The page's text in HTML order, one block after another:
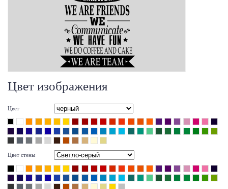
Цвет изображения
Цвет
Цвет стены